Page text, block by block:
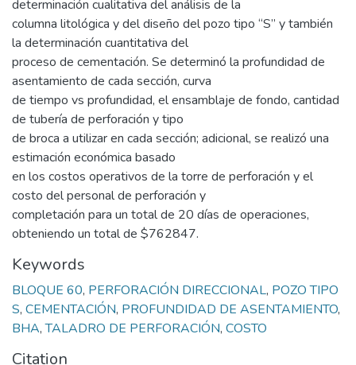
determinación cualitativa del análisis de la
columna litológica y del diseño del pozo tipo “S” y también
la determinación cuantitativa del
proceso de cementación. Se determinó la profundidad de
asentamiento de cada sección, curva
de tiempo vs profundidad, el ensamblaje de fondo, cantidad
de tubería de perforación y tipo
de broca a utilizar en cada sección; adicional, se realizó una
estimación económica basado
en los costos operativos de la torre de perforación y el
costo del personal de perforación y
completación para un total de 20 días de operaciones,
obteniendo un total de $762847.
Keywords
BLOQUE 60, PERFORACIÓN DIRECCIONAL, POZO TIPO
S, CEMENTACIÓN, PROFUNDIDAD DE ASENTAMIENTO,
BHA,TALADRO DE PERFORACIÓN, COSTO
Citation